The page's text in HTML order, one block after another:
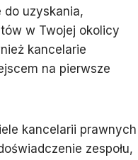
do uzyskania,
w Twojej okolicy
kancelarie
na pierwsze
kancelarii prawnych
zespołu,